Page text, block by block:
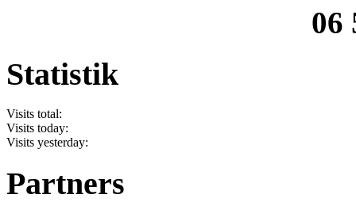
06
Statistik
Visits total:
Visits today:
Visits yesterday:
Partners